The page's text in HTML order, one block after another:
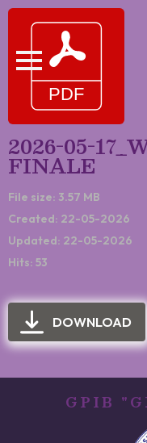
2026-05-
FINALE
File size: 3.57 MB
Created: 22-05-2026
Updated: 22-05-2026
Hits: 53
DOWNLOAD
GPIB